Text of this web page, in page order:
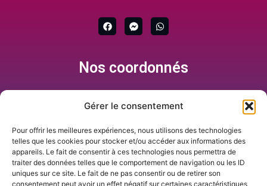
Gérer le consentement
Pour offrir les meilleures expériences, nous utilisons des technologies
telles que les cookies pour stocker et/ou accéder aux informations des
appareils. Le fait de consentir à ces technologies nous permettra de
traiter des données telles que le comportement de navigation ou les ID
uniques sur ce site. Le fait de ne pas consentir ou de retirer son
consentement peut avoir un effet négatif sur certaines caractéristiques
Nos coordonnés
Formulaire de contact
infos@tahitiservicesinformatique.com
Passage Cardella, Rue Titiavai, Papeete
F
a
o
o
F
a
o
o
-
m
e
s
e
n
g
e
r
W
h
a
p